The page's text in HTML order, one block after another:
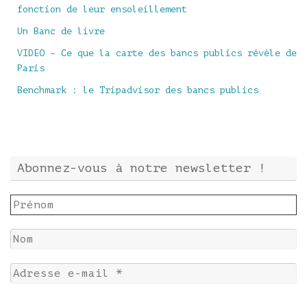
fonction de leur ensoleillement
Un Banc de livre
VIDEO – Ce que la carte des bancs publics révèle de
Paris
Benchmark : le Tripadvisor des bancs publics
Abonnez-vous à notre newsletter !